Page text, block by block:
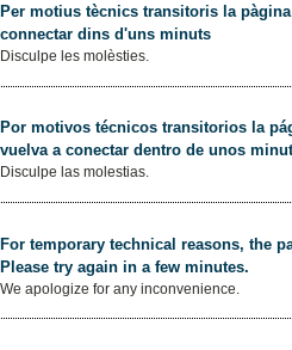
Per motius tècnics transitoris la
connectar dins d'uns minuts
Disculpe les molèsties.
Por motivos técnicos transitorios la
vuelva a conectar dentro de unos
Disculpe las molestias.
For temporary technical reasons, the
Please try again in a few minutes.
We apologize for any inconvenience.